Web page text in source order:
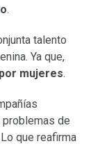
.
talento
Ya que,
mujeres.
de
que reafirma